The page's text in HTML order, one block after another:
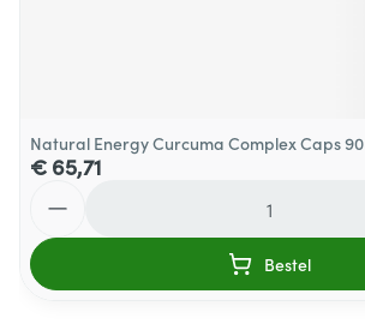
Natural Energy Curcuma Complex Caps 90
€ 65,71
Bestel